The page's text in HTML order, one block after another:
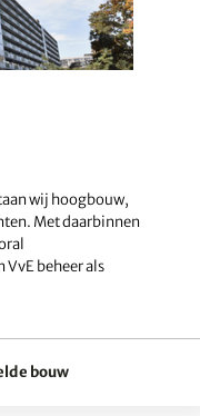
wij hoogbouw,
Met daarbinnen
beheer als
bouw